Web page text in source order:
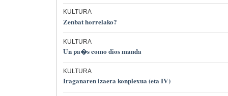
KULTURA
Zenbat horrelako?
KULTURA
Un pa�s como dios manda
KULTURA
Iraganaren izaera konplexua (eta IV)